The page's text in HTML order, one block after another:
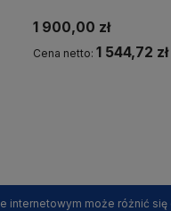
1 900,00 zł
Cena netto: 1 544,72 zł
internetowym może różnić